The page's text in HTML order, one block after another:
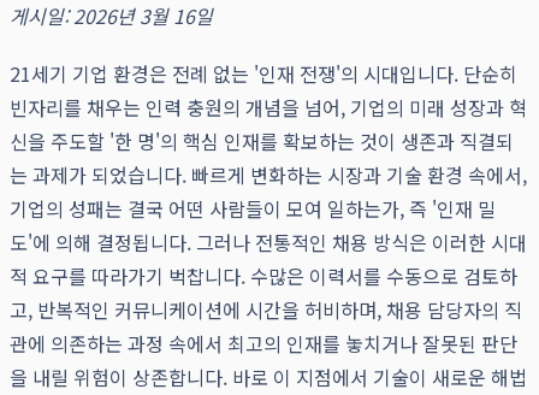
게시일: 2026년 3월 16일
21세기 기업 환경은 전례 없는 '인재 전쟁'의 시대입니다. 단순히
빈자리를 채우는 인력 충원의 개념을 넘어, 기업의 미래 성장과 혁
신을 주도할 '한 명'의 핵심 인재를 확보하는 것이 생존과 직결되
는 과제가 되었습니다. 빠르게 변화하는 시장과 기술 환경 속에서,
기업의 성패는 결국 어떤 사람들이 모여 일하는가, 즉 '인재 밀
도'에 의해 결정됩니다. 그러나 전통적인 채용 방식은 이러한 시대
적 요구를 따라가기 벅찹니다. 수많은 이력서를 수동으로 검토하
고, 반복적인 커뮤니케이션에 시간을 허비하며, 채용 담당자의 직
관에 의존하는 과정 속에서 최고의 인재를 놓치거나 잘못된 판단
을 내릴 위험이 상존합니다. 바로 이 지점에서 기술이 새로운 해법